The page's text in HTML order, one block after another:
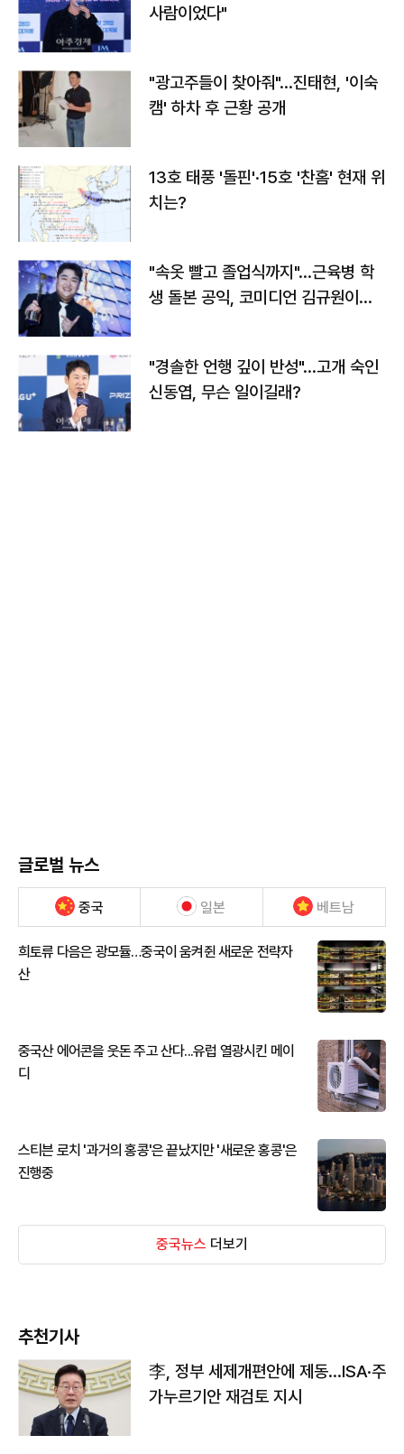
사람이었다"
"광고주들이 찾아줘"…진태현, '이숙
캠' 하차 후 근황 공개
13호 태풍 '돌핀'·15호 '찬홈' 현재 위
치는?
"속옷 빨고 졸업식까지"…근육병 학
생 돌본 공익, 코미디언 김규원이었
"경솔한 언행 깊이 반성"…고개 숙인
신동엽, 무슨 일이길래?
글로벌 뉴스
중국 일본 베트남
희토류 다음은 광모듈…중국이 움켜쥔 새로운 전략자
산
중국산 에어콘을 웃돈 주고 산다...유럽 열광시킨 메이
디
스티븐 로치 '과거의 홍콩'은 끝났지만 '새로운 홍콩'은
진행중
중국뉴스 더보기
추천기사
李, 정부 세제개편안에 제동…ISA·주
가누르기안 재검토 지시